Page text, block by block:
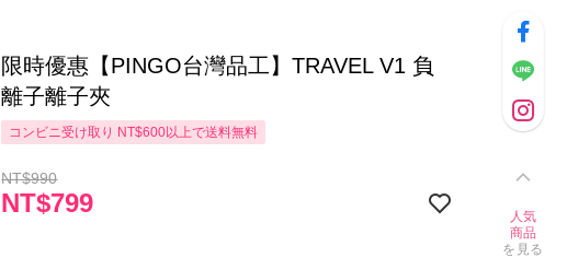
限時優惠【PINGO台灣品工】TRAVEL V1 負
離子離子夾
コンビニ受け取り NT$600以上で送料無料
NT$990
NT$799
人気
商品
を見る